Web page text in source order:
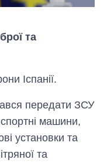
та
Іспанії.
передати ЗСУ
машини,
установки та
та